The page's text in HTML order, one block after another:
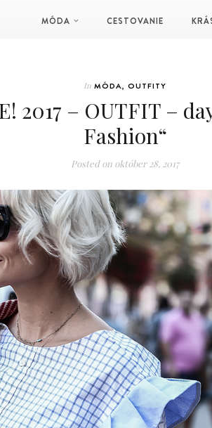
MÓDA CESTOVANIE
In MÓDA, OUTFITY
2017 – OUTFIT –
Fashion“
Posted on október 28, 2017